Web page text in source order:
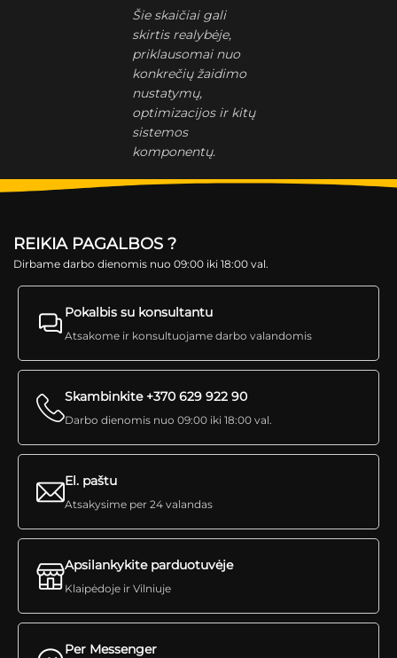
Šie skaičiai gali
skirtis realybėje,
priklausomai nuo
konkrečių žaidimo
nustatymų,
optimizacijos ir kitų
sistemos
komponentų.
REIKIA PAGALBOS ?
Dirbame darbo dienomis nuo 09:00 iki 18:00 val.
Pokalbis su konsultantu
Atsakome ir konsultuojame darbo valandomis
Skambinkite +370 629 922 90
Darbo dienomis nuo 09:00 iki 18:00 val.
Per Messenger
El. paštu
Atsakysime per 24 valandas
Apsilankykite parduotuvėje
Klaipėdoje ir Vilniuje